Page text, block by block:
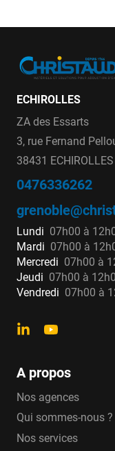
ECHIROLLES
ZA des Essarts
3, rue Fernand
38431
0476336262
Lundi 07h00 à
Mardi 07h00 à
Mercredi 07h00 à
Jeudi 07h00 à
Vendredi 07h00 à
A propos
Nos agences
Qui sommes-nous ?
Nos services